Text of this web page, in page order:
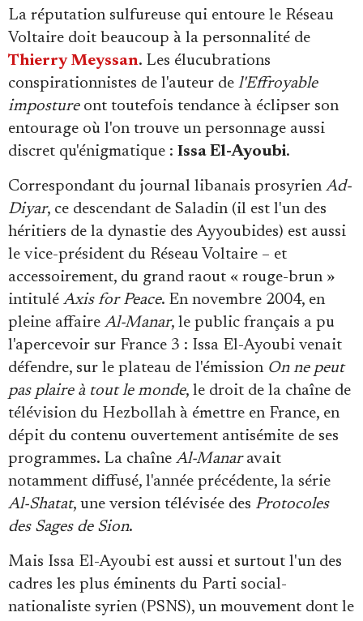
La réputation sulfureuse qui entoure le Réseau
Voltaire doit beaucoup à la personnalité de
Thierry Meyssan. Les élucubrations
conspirationnistes de l'auteur de l'Effroyable
impostureont toutefois tendance à éclipser son
entourage où l'on trouve un personnage aussi
discret qu'énigmatique : Issa El-Ayoubi.
Correspondant du journal libanais prosyrien Ad-
Diyar, ce descendant de Saladin (il est l'un des
héritiers de la dynastie des Ayyoubides) est aussi
le vice-président du Réseau Voltaire – et
accessoirement, du grand raout « rouge-brun »
intitulé Axis for Peace. En novembre 2004, en
pleine affaire Al-Manar, le public français a pu
l'apercevoir sur France 3 : Issa El-Ayoubi venait
défendre, sur le plateau de l'émission On ne peut
pas plaire à tout le monde, le droit de la chaîne de
télévision du Hezbollah à émettre en France, en
dépit du contenu ouvertement antisémite de ses
programmes. La chaîne Al-Manaravait
notamment diffusé, l'année précédente, la série
Al-Shatat, une version télévisée des Protocoles
des Sages de Sion.
Mais Issa El-Ayoubi est aussi et surtout l'un des
cadres les plus éminents du Parti social-
nationaliste syrien (PSNS), un mouvement dont le